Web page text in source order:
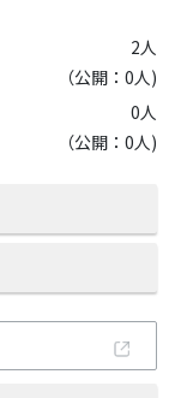
2人
（公開：0人)
0人
（公開：0人)